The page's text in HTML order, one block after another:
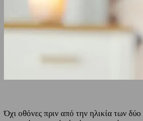
Όχι οθόνες πριν από την ηλικία των δύο